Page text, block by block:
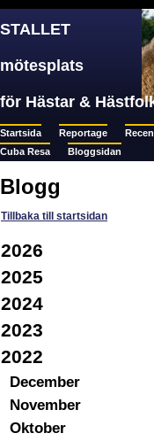
STALLET
mötesplats
för Hästar &
Startsida Reportage
Cuba Resa
Bloggsidan
Blogg
Tillbaka till startsidan
2026
2025
2024
2023
2022
December
November
Oktober